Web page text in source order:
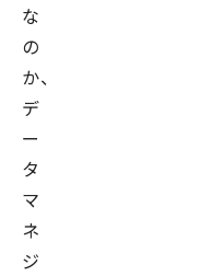
な
の
か、
デ
ー
タ
マ
ネ
ジ